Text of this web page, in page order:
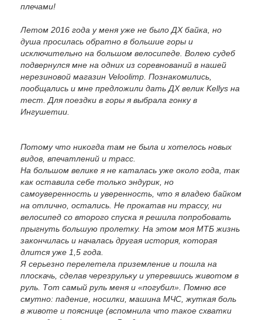
плечами!
Летом 2016 года у меня уже не было ДХ байка, но
душа просилась обратно в большие горы и
исключительно на большом велосипеде. Волею судеб
подвернулся мне на одних из соревнований в нашей
нерезиновой магазин Veloolimp. Познакомились,
пообщались и мне предложили дать ДХ велик Kellys на
тест. Для поездки в горы я выбрала гонку в
Ингушетии.
Потому что никогда там не была и хотелось новых
видов, впечатлений и трасс.
На большом велике я не каталась уже около года, так
как оставила себе только эндурик, но
самоуверенность и уверенность, что я владею байком
на отлично, остались. Не прокатав ни трассу, ни
велосипед со второго спуска я решила попробовать
прыгнуть большую пролетку. На этом моя МТБ жизнь
закончилась и началась другая история, которая
длится уже 1,5 года.
Я серьезно перелетела приземление и пошла на
плоскачь, сделав черезрульку и уперевшись животом в
руль. Тот самый руль меня и «погубил». Помню все
смутно: падение, носилки, машина МЧС, жуткая боль
в животе и пояснице (вспомнила что такое схватки